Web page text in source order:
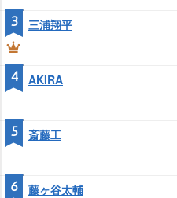
三浦翔平
3
AKIRA
4
斎藤工
5
藤ヶ谷太輔
6